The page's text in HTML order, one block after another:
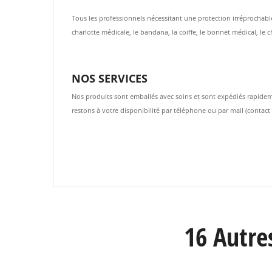
Tous les professionnels nécessitant une protection
charlotte médicale, le bandana, la coiffe, le bonnet médical, le
NOS SERVICES
Nos produits sont emballés avec soins et sont expédiés
restons à votre disponibilité par téléphone ou par mail (contact
16